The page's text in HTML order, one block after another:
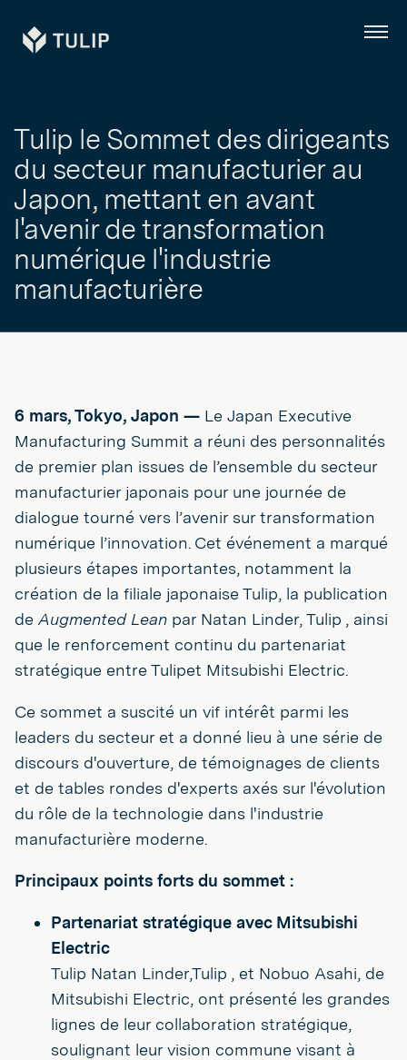
Tulip Menu
Tulip le Sommet des dirigeants
du secteur manufacturier au
Japon, mettant en avant
l'avenir de transformation
numérique l'industrie
manufacturière
6 mars, Tokyo, Japon — Le Japan Executive
Manufacturing Summit a réuni des personnalités
de premier plan issues de l’ensemble du secteur
manufacturier japonais pour une journée de
dialogue tourné vers l’avenir sur transformation
numérique l’innovation. Cet événement a marqué
plusieurs étapes importantes, notamment la
création de la filiale japonaise Tulip, la publication
de Augmented Lean par Natan Linder, Tulip , ainsi
que le renforcement continu du partenariat
stratégique entre Tulipet Mitsubishi Electric.
Ce sommet a suscité un vif intérêt parmi les
leaders du secteur et a donné lieu à une série de
discours d'ouverture, de témoignages de clients
et de tables rondes d'experts axés sur l'évolution
du rôle de la technologie dans l'industrie
manufacturière moderne.
Principaux points forts du sommet :
Partenariat stratégique avec Mitsubishi
Electric
Tulip Natan Linder,Tulip , et Nobuo Asahi, de
Mitsubishi Electric, ont présenté les grandes
lignes de leur collaboration stratégique,
soulignant leur vision commune visant à